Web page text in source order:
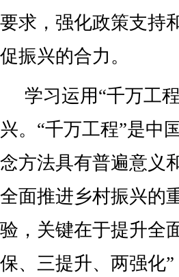
要求，强化政策支持
促振兴的合力。
学习运用“千万工
兴。“千万工程”是中
念方法具有普遍意义
全面推进乡村振兴的
验，关键在于提升全
保、三提升、两强化